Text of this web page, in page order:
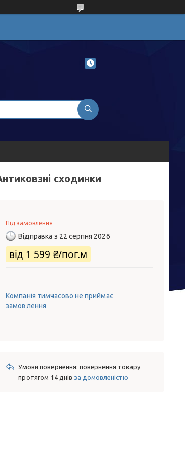
сходинки
Під замовлення
Відправка з 22 серпня 2026
від 1 599 ₴/пог.м
Компанія тимчасово не приймає
замовлення
повернення товару
протягом 14 днів за домовленістю